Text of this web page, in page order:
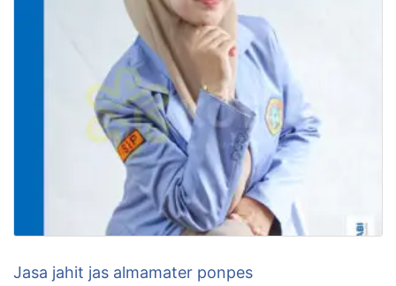
Jasa jahit jas almamater ponpes